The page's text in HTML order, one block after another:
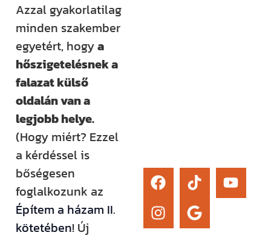
Azzal gyakorlatilag
minden szakember
egyetért, hogya
hőszigetelésnek a
falazat külső
oldalán van a
legjobb helye.
(Hogy miért? Ezzel
a kérdéssel is
bőségesen
foglalkozunk az
Építem a házam II.
kötetében! Új